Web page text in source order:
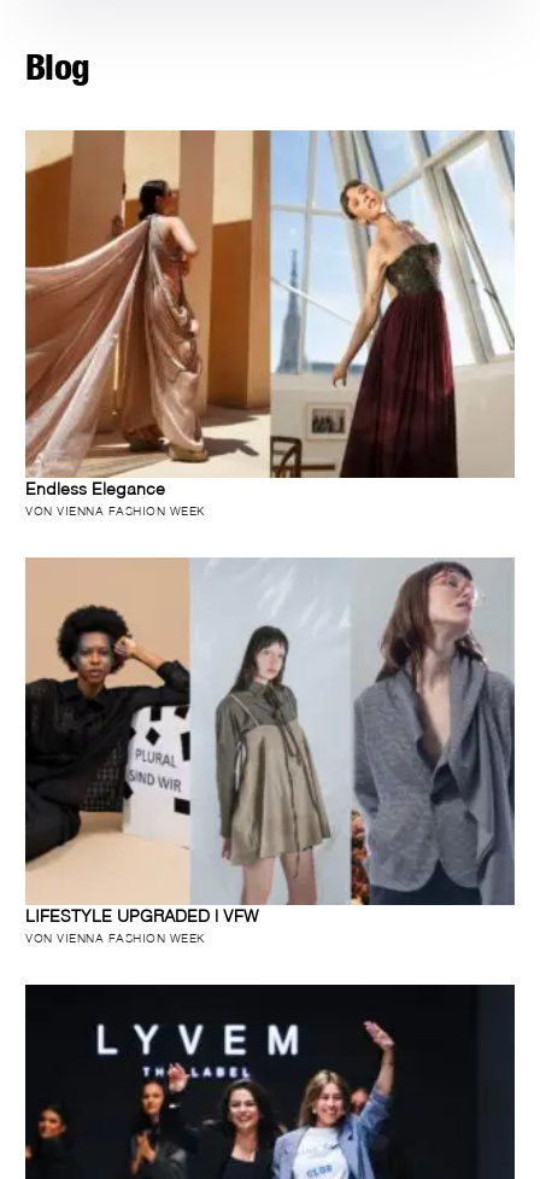
Blog
Endless Elegance
VON VIENNA FASHION WEEK
LIFESTYLE UPGRADED | VFW
VON VIENNA FASHION WEEK